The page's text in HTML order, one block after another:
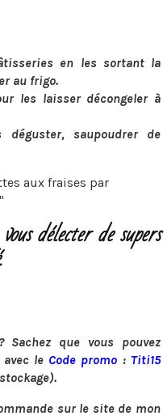
en les sortant la
au frigo.
les laisser décongeler à
déguster, saupoudrer de
délecter de supers
que vous pouvez
le Code promo : Titi15
sur le site de mon